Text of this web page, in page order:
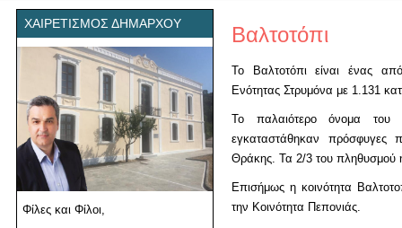
ΧΑΙΡΕΤΙΣΜΌΣ ΔΗΜΆΡΧΟΥ
Φίλες και Φίλοι,
Βαλτοτόπι
Το Βαλτοτόπι είναι ένας
Ενότητας Στρυμόνα με 1.131
Το παλαιότερο όνομα του
εγκαταστάθηκαν
Θράκης. Τα 2/3 του πληθυσμού
Επισήμως η κοινότητα
την Κοινότητα Πεπονιάς.